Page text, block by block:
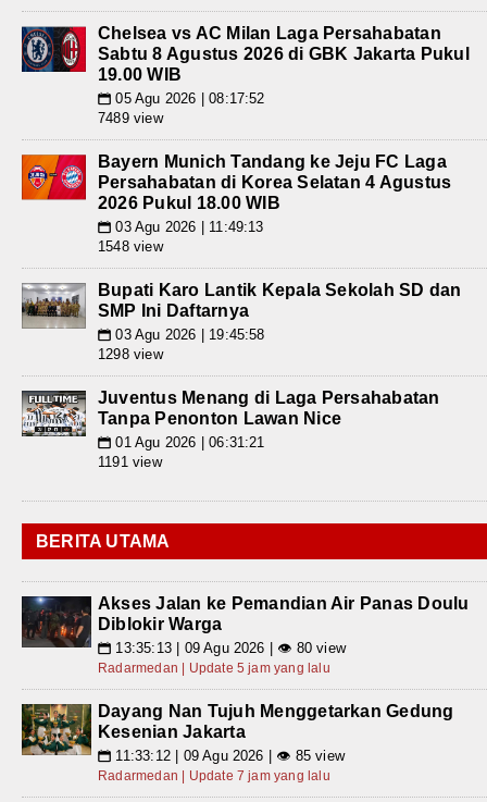
Chelsea vs AC Milan Laga Persahabatan
Sabtu 8 Agustus 2026 di GBK Jakarta Pukul
19.00 WIB
📅 05 Agu 2026 | 08:17:52
7489 view
Bayern Munich Tandang ke Jeju FC Laga
Persahabatan di Korea Selatan 4 Agustus
2026 Pukul 18.00 WIB
📅 03 Agu 2026 | 11:49:13
1548 view
Bupati Karo Lantik Kepala Sekolah SD dan
SMP Ini Daftarnya
📅 03 Agu 2026 | 19:45:58
1298 view
Juventus Menang di Laga Persahabatan
Tanpa Penonton Lawan Nice
📅 01 Agu 2026 | 06:31:21
1191 view
BERITA UTAMA
Akses Jalan ke Pemandian Air Panas Doulu
Diblokir Warga
📅 13:35:13 | 09 Agu 2026 | 👁 80 view
Radarmedan | Update 5 jam yang lalu
Dayang Nan Tujuh Menggetarkan Gedung
Kesenian Jakarta
📅 11:33:12 | 09 Agu 2026 | 👁 85 view
Radarmedan | Update 7 jam yang lalu